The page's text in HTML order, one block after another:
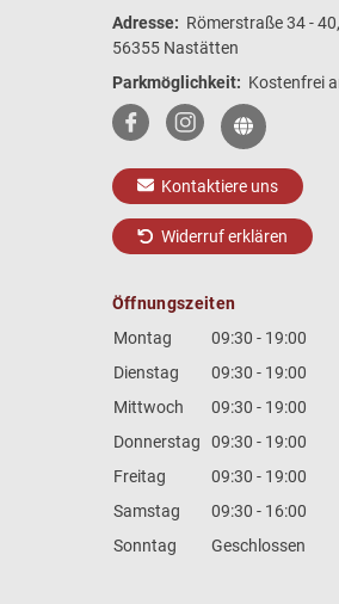
Adresse: Römerstraße 34 - 40,
56355 Nastätten
Parkmöglichkeit: Kostenfrei
Kontaktiere uns
Widerruf erklären
Öffnungszeiten
Montag
09:30 - 19:00
Dienstag
09:30 - 19:00
Mittwoch
09:30 - 19:00
Donnerstag
09:30 - 19:00
Freitag
09:30 - 19:00
Samstag
09:30 - 16:00
Sonntag
Geschlossen